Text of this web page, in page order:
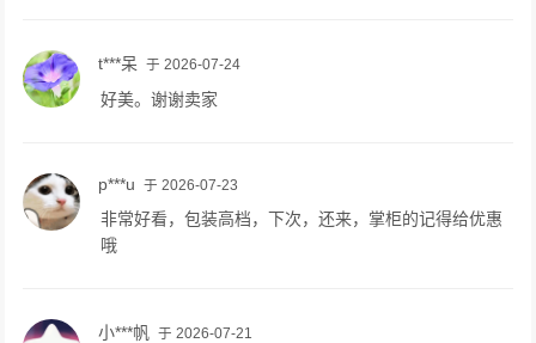
t***呆 于 2026-07-24
好美。谢谢卖家
p***u 于 2026-07-23
非常好看，包装高档，下次，还来，掌柜的记得给优惠
哦
小***帆 于 2026-07-21